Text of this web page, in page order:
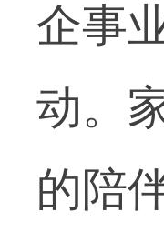
企事
动。
的陪